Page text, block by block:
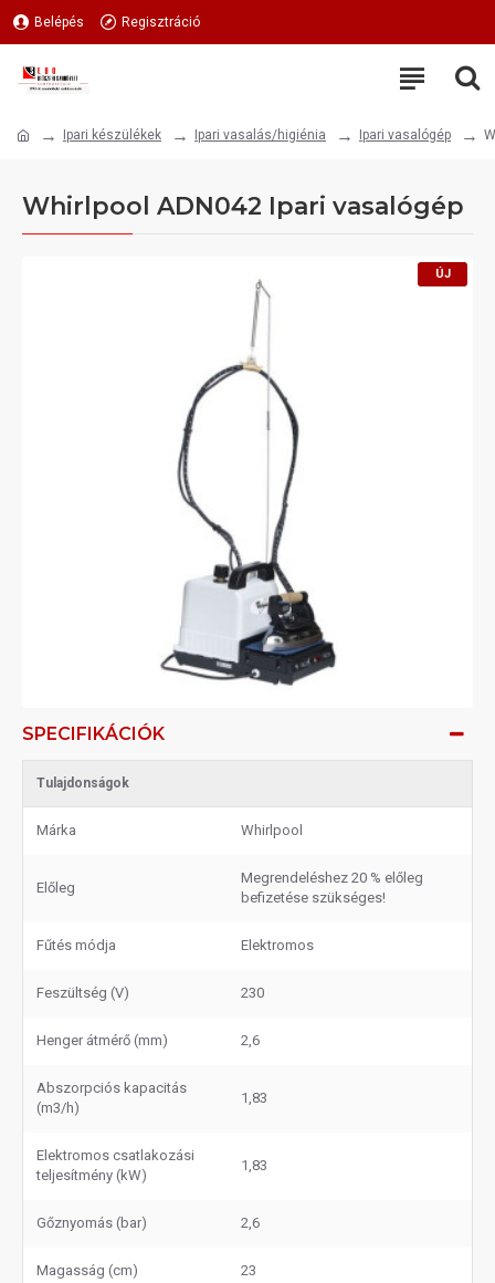
Belépés Regisztráció
Ipari készülékek Ipari vasalás/higiénia Ipari vasalógép
Whirlpool ADN042 Ipari vasalógép
ÚJ
SPECIFIKÁCIÓK
Tulajdonságok
Márka Whirlpool
Előleg
Megrendeléshez 20 % előleg
befizetése szükséges!
Fűtés módja Elektromos
Feszültség (V) 230
Henger átmérő (mm) 2,6
Abszorpciós kapacitás
(m3/h)
1,83
Elektromos csatlakozási
teljesítmény (kW)
1,83
Gőznyomás (bar) 2,6
Magasság (cm) 23